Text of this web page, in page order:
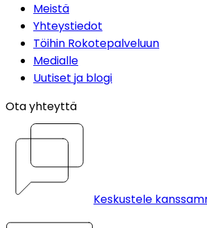
Meistä
Yhteystiedot
Töihin Rokotepalveluun
Medialle
Uutiset ja blogi
Ota yhteyttä
Keskustele